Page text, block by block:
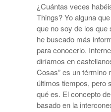
¿Cuántas veces
Things? Yo alguna
que no soy de los que
he buscado más
para conocerlo.
diríamos en
Cosas” es un término
últimos tiempos, pero
qué es. El concepto
basado en la